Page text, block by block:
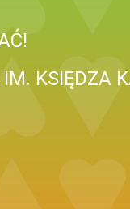
KSIĘDZA